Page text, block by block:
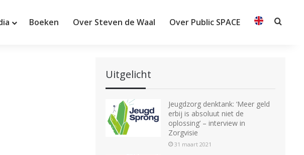
Boeken Over Steven de Waal Over Public SPACE
Uitgelicht
Jeugdzorg denktank: ‘Meer geld
erbij is absoluut niet de
oplossing’ – interview in
Zorgvisie
31 maart 2021